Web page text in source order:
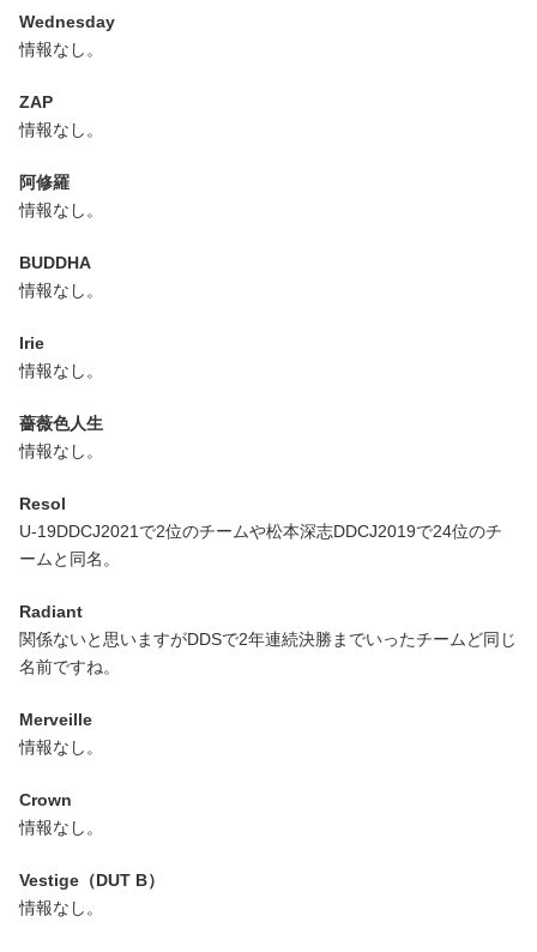
Wednesday
情報なし。
ZAP
情報なし。
阿修羅
情報なし。
BUDDHA
情報なし。
Irie
情報なし。
薔薇色人生
情報なし。
Resol
U-19DDCJ2021で2位のチームや松本深志DDCJ2019で24位のチ
ームと同名。
Radiant
関係ないと思いますがDDSで2年連続決勝までいったチームど同じ
名前ですね。
Merveille
情報なし。
Crown
情報なし。
Vestige（DUT B）
情報なし。